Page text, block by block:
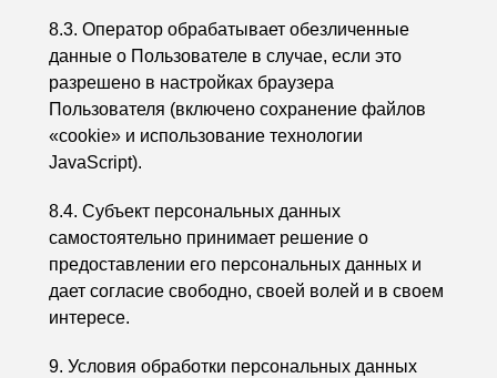
8.3. Оператор обрабатывает обезличенные
данные о Пользователе в случае, если это
разрешено в настройках браузера
Пользователя (включено сохранение файлов
«cookie» и использование технологии
JavaScript).
8.4. Субъект персональных данных
самостоятельно принимает решение о
предоставлении его персональных данных и
дает согласие свободно, своей волей и в своем
интересе.
9. Условия обработки персональных данных